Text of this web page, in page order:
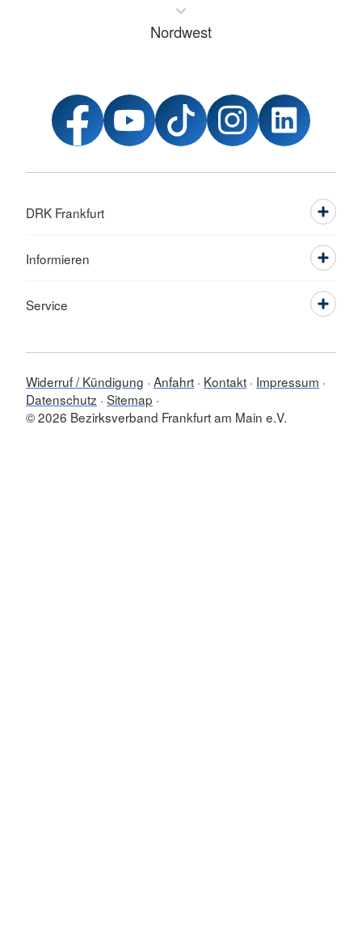
Nordwest
DRK Frankfurt
Informieren
Service
Widerruf / Kündigung Anfahrt Kontakt Impressum
Datenschutz Sitemap
© 2026 Bezirksverband Frankfurt am Main e.V.